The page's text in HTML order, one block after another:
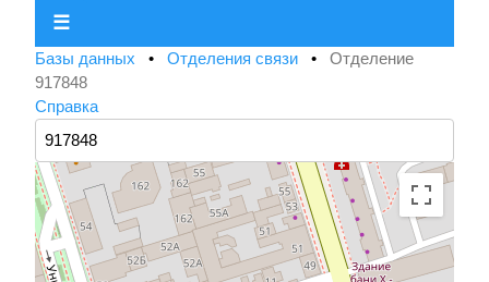
☰
Базы данных • Отделения связи • Отделение
917848
Справка